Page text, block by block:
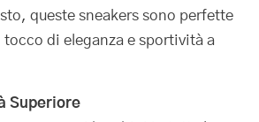
queste sneakers sono perfette
tocco di eleganza e sportività a
Superiore